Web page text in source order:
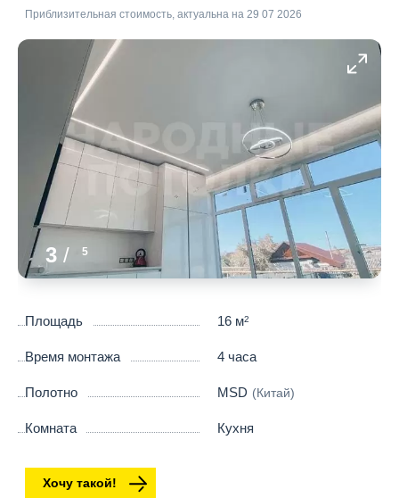
Приблизительная стоимость, актуальна на 29 07 2026
3 / 5
Площадь 16 м2
Время монтажа 4 часа
Полотно MSD (Китай)
Комната Кухня
Хочу такой!